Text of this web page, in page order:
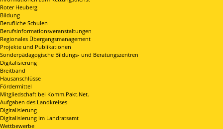
Roter Heuberg
Bildung
Berufliche Schulen
Berufsinformationsveranstaltungen
Regionales Übergangsmanagement
Projekte und Publikationen
Sonderpädagogische Bildungs- und Beratungszentren
Digitalisierung
Breitband
Hausanschlüsse
Fördermittel
Mitgliedschaft bei Komm.Pakt.Net.
Aufgaben des Landkreises
Digitalisierung
Digitalisierung im Landratsamt
Wettbewerbe